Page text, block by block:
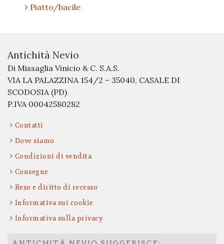
Piatto/bacile
Antichità Nevio
Di Missaglia Vinicio & C. S.A.S.
VIA LA PALAZZINA 154/2 – 35040, CASALE DI
SCODOSIA (PD)
P.IVA 00042580282
Contatti
Dove siamo
Condizioni di vendita
Consegne
Reso e diritto di recesso
Informativa sui cookie
Informativa sulla privacy